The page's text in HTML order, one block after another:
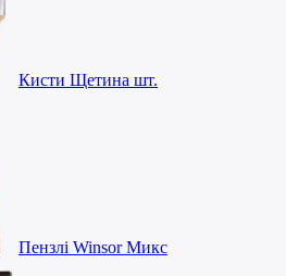
Кисти Щетина шт.
Пензлі Winsor Микс